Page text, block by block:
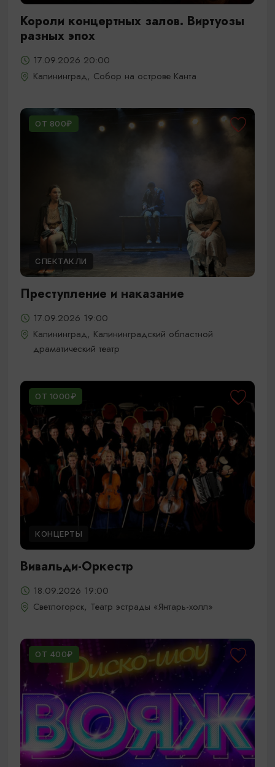
Короли концертных залов. Виртуозы
разных эпох
17.09.2026 20:00
Калининград, Собор на острове Канта
ОТ 800₽
СПЕКТАКЛИ
Преступление и наказание
17.09.2026 19:00
Калининград, Калининградский областной
драматический театр
ОТ 1000₽
КОНЦЕРТЫ
Вивальди-Оркестр
18.09.2026 19:00
Светлогорск, Театр эстрады «Янтарь-холл»
ОТ 400₽